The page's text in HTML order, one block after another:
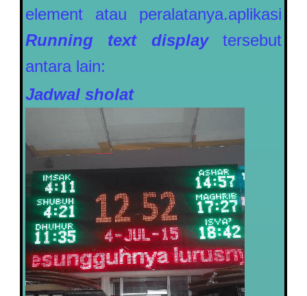
element atau peralatanya.aplikasi
Running text displaytersebut
antara lain:
Jadwal sholat